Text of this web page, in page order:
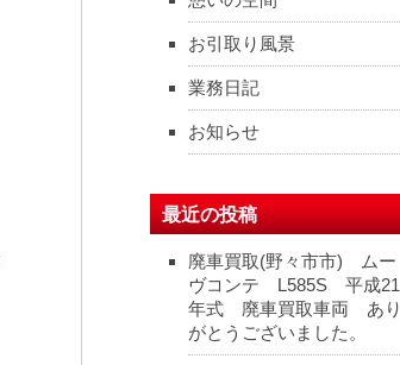
お引取り風景
業務日記
お知らせ
最近の投稿
廃車買取(野々市市) ムー
ヴコンテ L585S 平成21
年式 廃車買取車両 あり
がとうございました。